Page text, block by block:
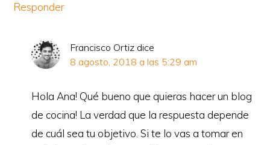
Responder
Francisco Ortiz dice
8 agosto, 2018 a las 5:29 am
Hola Ana! Qué bueno que quieras hacer un blog
de cocina! La verdad que la respuesta depende
de cuál sea tu objetivo. Si te lo vas a tomar en